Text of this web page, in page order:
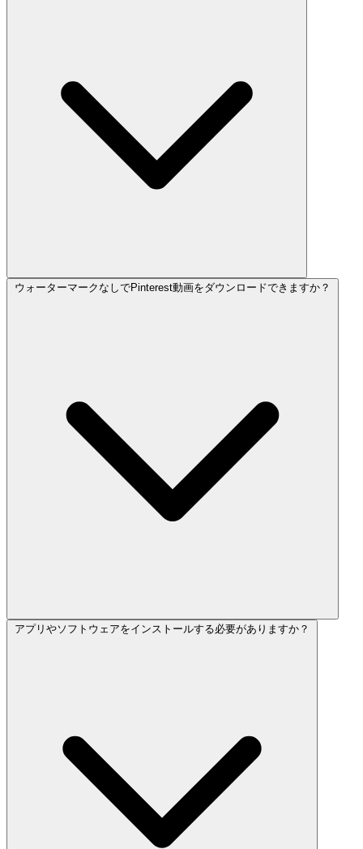
ウォーターマークなしでPinterest動画をダウンロードできますか？
アプリやソフトウェアをインストールする必要がありますか？